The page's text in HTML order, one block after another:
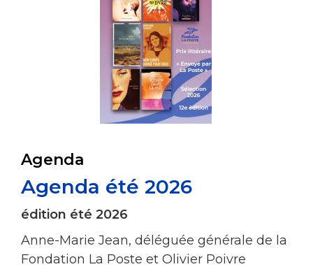
Agenda
Agenda été 2026
édition été 2026
Anne-Marie Jean, déléguée générale de la
Fondation La Poste et Olivier Poivre